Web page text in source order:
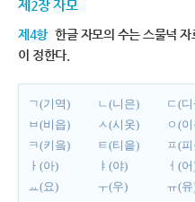
제2장 자모
제4항 한글 자모의 수는 스물넉
이 정한다.
ㄱ(기역) ㄴ(니은) ㄷ(
ㅂ(비읍)
ㅅ(시옷) ㅇ(
ㅋ(키읔)
ㅌ(티읕) ㅍ(
ㅏ(아)
ㅑ(야) ㅓ(
ㅛ(요)
ㅜ(우) ㅠ(유